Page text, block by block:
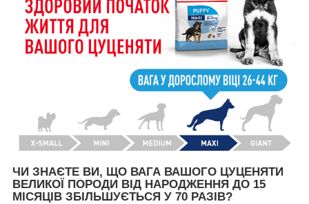
ЧИ ЗНАЄТЕ ВИ, ЩО ВАГА ВАШОГО ЦУЦЕНЯТИ
ВЕЛИКОЇ ПОРОДИ ВІД НАРОДЖЕННЯ ДО 15
МІСЯЦІВ ЗБІЛЬШУЄТЬСЯ У 70 РАЗІВ?